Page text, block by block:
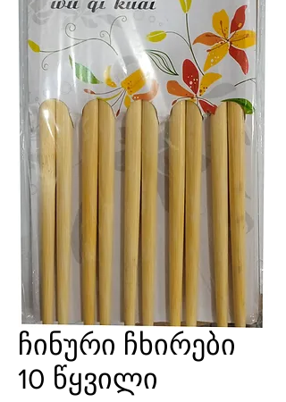
ჩინური ჩხირები
10 წყვილი